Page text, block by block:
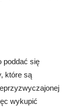
poddać się
które są
wykupić